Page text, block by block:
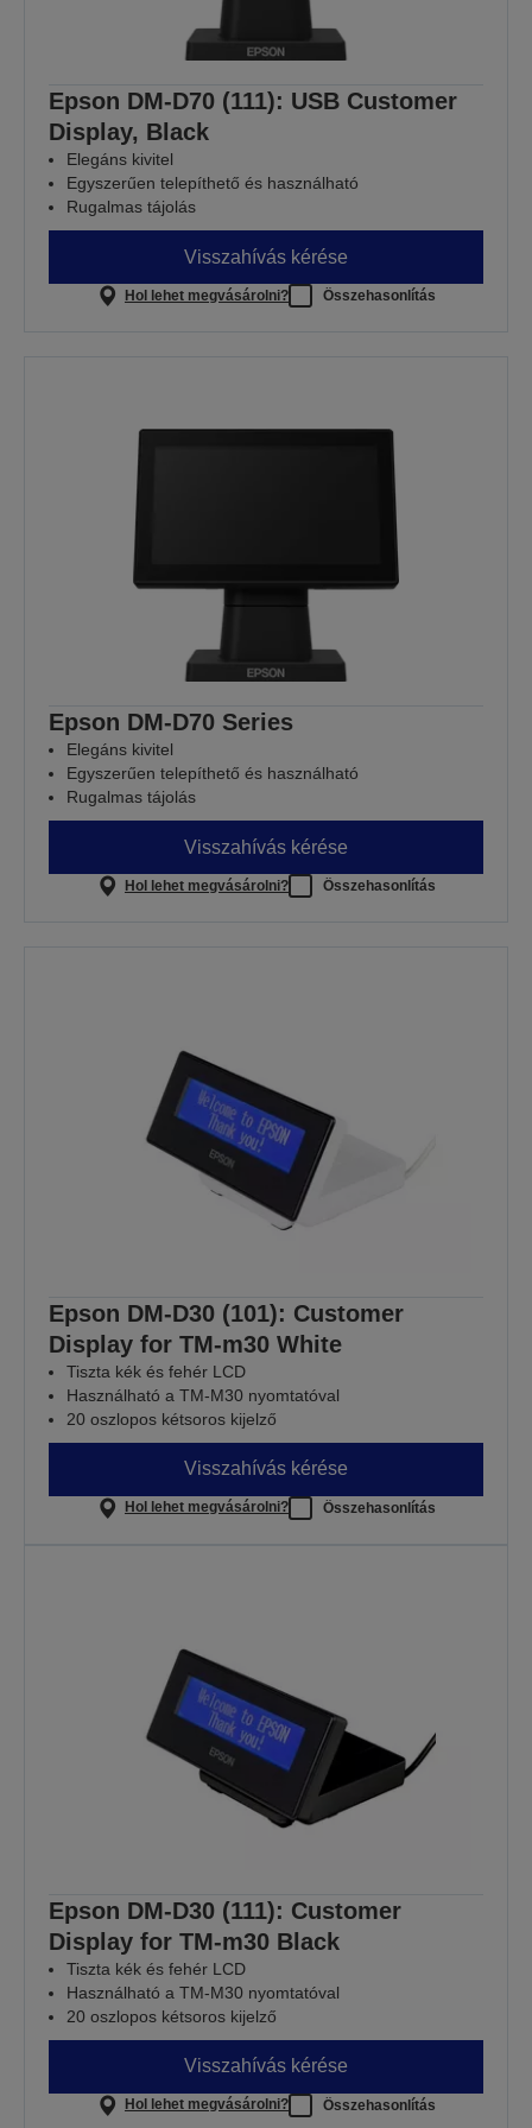
Epson DM-D70 (111): USB Customer
Display, Black
Elegáns kivitel
Egyszerűen telepíthető és használható
Rugalmas tájolás
Visszahívás kérése
Hol lehet megvásárolni? Összehasonlítás
Epson DM-D70 Series
Elegáns kivitel
Egyszerűen telepíthető és használható
Rugalmas tájolás
Visszahívás kérése
Hol lehet megvásárolni? Összehasonlítás
Epson DM-D30 (101): Customer
Display for TM-m30 White
Tiszta kék és fehér LCD
Használható a TM-M30 nyomtatóval
20 oszlopos kétsoros kijelző
Visszahívás kérése
Hol lehet megvásárolni? Összehasonlítás
Epson DM-D30 (111): Customer
Display for TM-m30 Black
Tiszta kék és fehér LCD
Használható a TM-M30 nyomtatóval
20 oszlopos kétsoros kijelző
Visszahívás kérése
Hol lehet megvásárolni? Összehasonlítás